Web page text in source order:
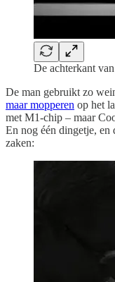
De achterkant
De man gebruikt zo
maar mopperen op het
met M1-chip – maar
En nog één dingetje, en
zaken: